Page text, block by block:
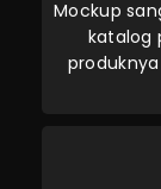
Mockup
katalog